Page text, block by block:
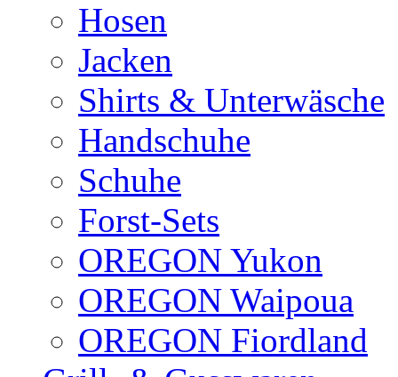
Hosen
Jacken
Shirts & Unterwäsche
Handschuhe
Schuhe
Forst-Sets
OREGON Yukon
OREGON Waipoua
OREGON Fiordland